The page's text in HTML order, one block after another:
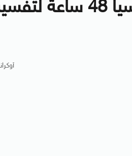
أوكرانيا تمهل